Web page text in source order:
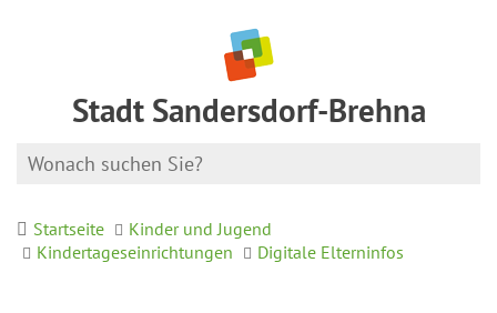
Stadt Sandersdorf-Brehna
Startseite
Kinder und Jugend
Kindertageseinrichtungen
Digitale Elterninfos